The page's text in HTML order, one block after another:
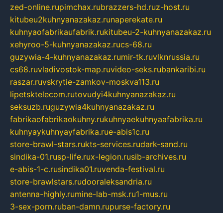
zed-online.rupimchax.rubrazzers-hd.ruz-host.ru
kitubeu2kuhnyanazakaz.runaperekate.ru
kuhnyaofabrikaufabrik.rukitubeu-2-kuhnyanazakaz.ru
xehyroo-5-kuhnyanazakaz.rucs-68.ru
guzywia-4-kuhnyanazakaz.rumir-tk.ruvlknrussia.ru
cs68.ruvladivostok-map.ruvideo-seks.rubankaribi.ru
raszar.ruvskrytie-zamkov-moskva113.ru
lipetsktelecom.rutovudyi4kuhnyanazakaz.ru
seksuzb.ruguzywia4kuhnyanazakaz.ru
fabrikaofabrikaokuhny.rukuhnyaekuhnyaafabrika.ru
kuhnyaykuhnyayfabrika.rue-abis1c.ru
store-brawl-stars.rukts-services.rudark-sand.ru
sindika-01.rusp-life.rux-legion.rusib-archives.ru
e-abis-1-c.rusindika01.ruvenda-festival.ru
store-brawlstars.rudooraleksandria.ru
antenna-highly.rumine-lab-msk.ru1-mus.ru
3-sex-porn.ruban-damn.rupurse-factory.ru